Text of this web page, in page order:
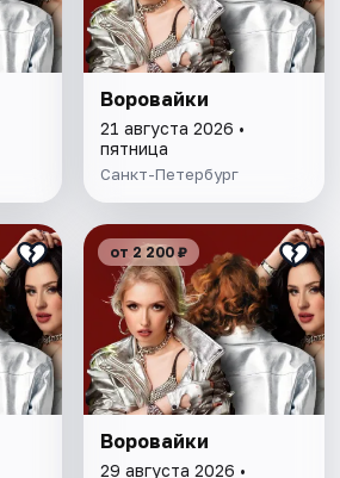
Воровайки
21 августа 2026 •
пятница
Санкт-Петербург
от 2 200 ₽
Воровайки
29 августа 2026 •